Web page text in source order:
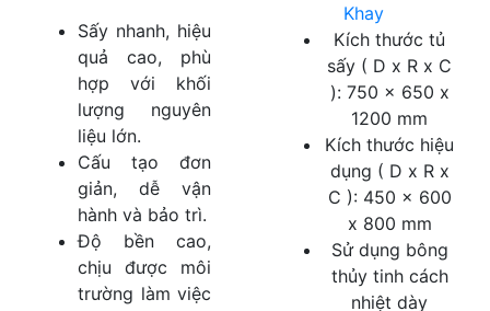
Sấy nhanh, hiệu
quả cao, phù
hợp với khối
lượng nguyên
liệu lớn.
Cấu tạo đơn
giản, dễ vận
hành và bảo trì.
Độ bền cao,
chịu được môi
trường làm việc
Khay
Kích thước tủ
sấy ( D x R x C
): 750 x 650 x
1200 mm
Kích thước hiệu
dụng ( D x R x
C ): 450 x 600
x 800 mm
Sử dụng bông
thủy tinh cách
nhiệt dày